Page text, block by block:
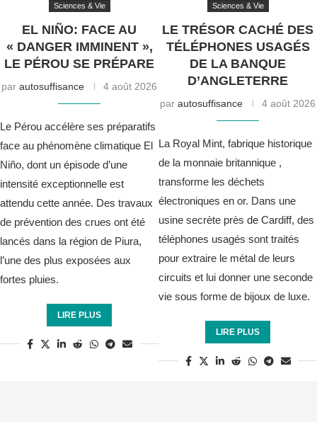
Sciences & Vie
EL NIÑO: FACE AU
« DANGER IMMINENT »,
LE PÉROU SE PRÉPARE
par autosuffisance 4 août 2026
Le Pérou accélère ses préparatifs
face au phénomène climatique El
Niño, dont un épisode d’une
intensité exceptionnelle est
attendu cette année. Des travaux
de prévention des crues ont été
lancés dans la région de Piura,
l’une des plus exposées aux
fortes pluies.
LIRE PLUS
Sciences & Vie
LE TRÉSOR CACHÉ DES
TÉLÉPHONES USAGÉS
DE LA BANQUE
D’ANGLETERRE
par autosuffisance 4 août 2026
La Royal Mint, fabrique historique
de la monnaie britannique ,
transforme les déchets
électroniques en or. Dans une
usine secrète près de Cardiff, des
téléphones usagés sont traités
pour extraire le métal de leurs
circuits et lui donner une seconde
vie sous forme de bijoux de luxe.
LIRE PLUS